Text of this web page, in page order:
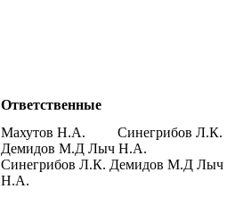
Ответственные
Махутов Н.А.
Синегрибов Л.К.
Демидов М.Д Лыч Н.А.
Синегрибов Л.К. Демидов М.Д Лыч
Н.А.